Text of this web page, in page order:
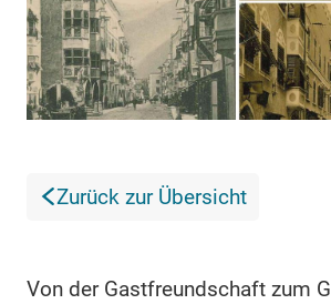
Zurück zur Übersicht
Von der Gastfreundschaft zum